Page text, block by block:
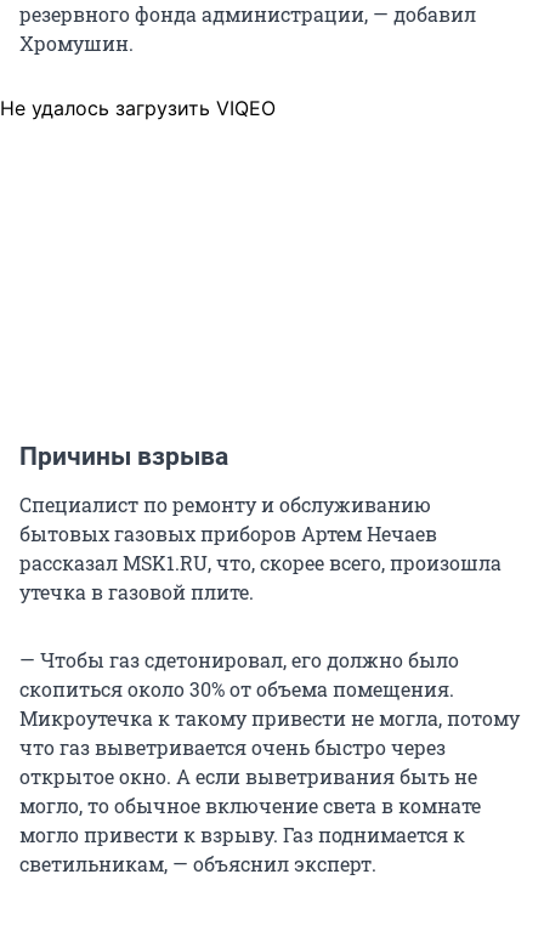
резервного фонда администрации, — добавил
Хромушин.
Не удалось загрузить VIQEO
Причины взрыва
Специалист по ремонту и обслуживанию
бытовых газовых приборов Артем Нечаев
рассказал MSK1.RU, что, скорее всего, произошла
утечка в газовой плите.
— Чтобы газ сдетонировал, его должно было
скопиться около 30% от объема помещения.
Микроутечка к такому привести не могла, потому
что газ выветривается очень быстро через
открытое окно. А если выветривания быть не
могло, то обычное включение света в комнате
могло привести к взрыву. Газ поднимается к
светильникам, — объяснил эксперт.